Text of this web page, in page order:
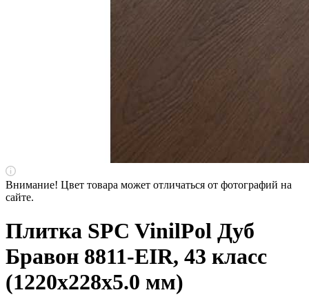
Внимание! Цвет товара может отличаться от фотографий на
сайте.
Плитка SPC VinilPol Дуб
Бравон 8811-EIR, 43 класс
(1220х228х5.0 мм)